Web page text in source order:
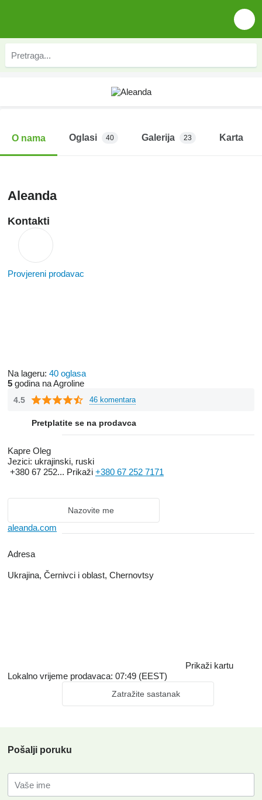
O nama Oglasi 40 Galerija 23 Karta
Aleanda
Kontakti
Provjereni prodavac
Na lageru: 40 oglasa
5 godina na Agroline
4.5 46 komentara
Pretplatite se na prodavca
Kapre Oleg
Jezici: ukrajinski, ruski
+380 67 252... Prikaži +380 67 252 7171
Nazovite me
aleanda.com
Adresa
Ukrajina, Černivci i oblast, Chernovtsy
Prikaži kartu
Lokalno vrijeme prodavaca: 07:49 (EEST)
Zatražite sastanak
Pošalji poruku